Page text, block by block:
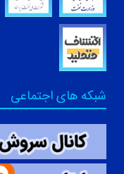
شبکه های اجتماعی